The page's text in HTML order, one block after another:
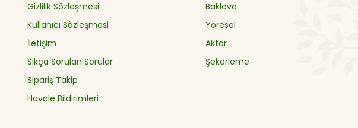
Gizlilik Sözleşmesi
Kullanıcı Sözleşmesi
İletişim
Sıkça Sorulan Sorular
Sipariş Takip
Havale Bildirimleri
Baklava
Yöresel
Aktar
Şekerleme